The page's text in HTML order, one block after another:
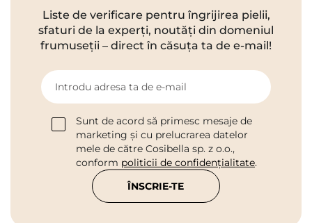
Liste de verificare pentru îngrijirea pielii,
sfaturi de la experți, noutăți din domeniul
frumuseții – direct în căsuța ta de e-mail!
Introdu adresa ta de e-mail
Sunt de acord să primesc mesaje de
marketing și cu prelucrarea datelor
mele de către Cosibella sp. z o.o.,
conform politicii de confidențialitate.
ÎNSCRIE-TE